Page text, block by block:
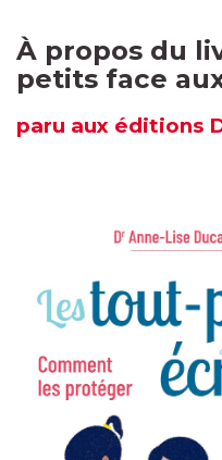
À propos du
petits face
paru aux éditions